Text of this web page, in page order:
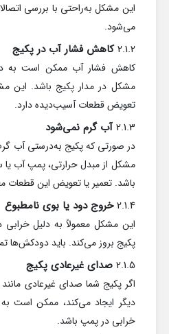
این مشکل به‌راحتی با بررسی
می‌شود.
2.1.2 کاهش فشار آب در پکیج
کاهش فشار آب ممکن است به
مشکل در مدار پکیج باشد. این
تعویض قطعات آسیب‌دیده دارد.
2.1.3 آب گرم نمی‌شود
در صورتی که پکیج به‌درستی آب
مشکل از مبدل حرارتی، پمپ آب
باشد. تعمیر یا تعویض این قطعات
2.1.4 خروج دود یا بوی نامطبوع
این مشکل معمولاً به دلیل
پکیج بروز می‌کند. باید دودکش‌ها
2.1.5 صدای غیرعادی پکیج
اگر پکیج شما صدای غیرعادی
دیگر ایجاد می‌کند، ممکن است
خرابی در پمپ باشد.